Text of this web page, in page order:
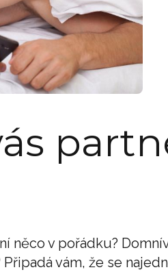
něco v pořádku?
vám, že se